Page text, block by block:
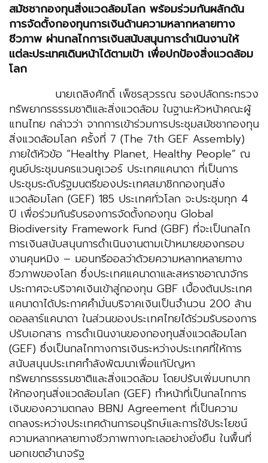
สมัชชากองทุนสิ่งแวดล้อมโลก พร้อมร่วมกันผลักดัน
การจัดตั้งกองทุนการเงินด้านความหลากหลายทาง
ชีวภาพ ผ่านกลไกการเงินสนับสนุนการดำเนินงานให้
แต่ละประเทศเดินหน้าได้ตามเป้า เพื่อปกป้องสิ่งแวดล้อม
โลก
นายเถลิงศักดิ์ เพ็ชรสุวรรณ รองปลัดกระทรวง
ทรัพยากรธรรมชาติและสิ่งแวดล้อม ในฐานะหัวหน้าคณะผู้
แทนไทย กล่าวว่า จากการเข้าร่วมการประชุมสมัชชากองทุน
สิ่งแวดล้อมโลก ครั้งที่ 7 (The 7th GEF Assembly)
ภายใต้หัวข้อ “Healthy Planet, Healthy People” ณ
ศูนย์ประชุมนครแวนคูเวอร์ ประเทศแคนาดา ที่เป็นการ
ประชุมระดับรัฐมนตรีของประเทศสมาชิกกองทุนสิ่ง
แวดล้อมโลก (GEF) 185 ประเทศทั่วโลก จะประชุมทุก 4
ปี เพื่อร่วมกันรับรองการจัดตั้งกองทุน Global
Biodiversity Framework Fund (GBF) ที่จะเป็นกลไก
การเงินสนับสนุนการดำเนินงานตามเป้าหมายของกรอบ
งานคุนหมิง – มอนทรีออลว่าด้วยความหลากหลายทาง
ชีวภาพของโลก ซึ่งประเทศแคนาดาและสหราชอาณาจักร
ประกาศจะบริจาคเงินเข้าสู่กองทุน GBF เบื้องต้นประเทศ
แคนาดาได้ประกาศคำมั่นบริจาคเงินเป็นจำนวน 200 ล้าน
ดอลลาร์แคนาดา ในส่วนของประเทศไทยได้ร่วมรับรองการ
ปรับเอกสาร การดำเนินงานของกองทุนสิ่งแวดล้อมโลก
(GEF) ซึ่งเป็นกลไกทางการเงินระหว่างประเทศที่ให้การ
สนับสนุนประเทศกำลังพัฒนาเพื่อแก้ปัญหา
ทรัพยากรธรรมชาติและสิ่งแวดล้อม โดยปรับเพิ่มบทบาท
ให้กองทุนสิ่งแวดล้อมโลก (GEF) ทำหน้าที่เป็นกลไกการ
เงินของความตกลง BBNJ Agreement ที่เป็นความ
ตกลงระหว่างประเทศด้านการอนุรักษ์และการใช้ประโยชน์
ความหลากหลายทางชีวภาพทางทะเลอย่างยั่งยืน ในพื้นที่
นอกเขตอำนาจรัฐ